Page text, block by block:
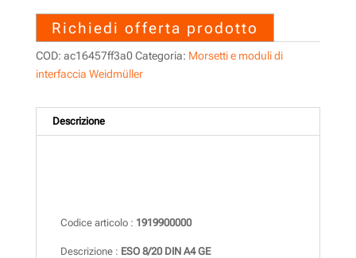
Richiedi offerta prodotto
COD: ac16457ff3a0 Categoria: Morsetti e moduli di
interfaccia Weidmüller
Descrizione
Codice articolo : 1919900000
Descrizione : ESO 8/20 DIN A4 GE